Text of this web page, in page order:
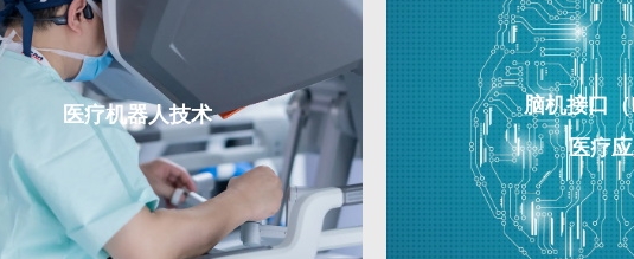
医疗机器人技术
脑机接口
医疗